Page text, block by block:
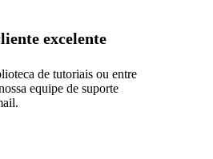
excelente
de tutoriais ou entre
equipe de suporte